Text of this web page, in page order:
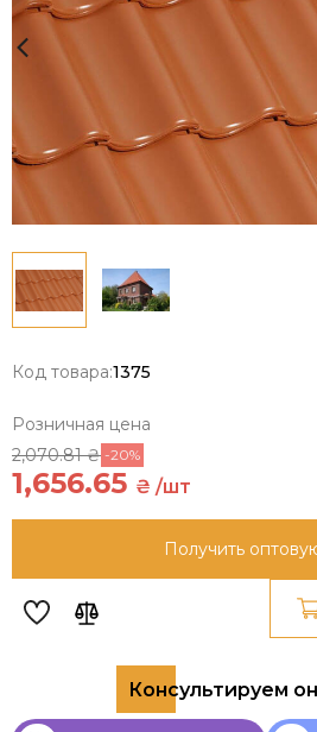
Код товара:1375
Розничная цена
2,070.81 ₴ -20%
1,656.65 ₴ /шт
Получить
Консультируем